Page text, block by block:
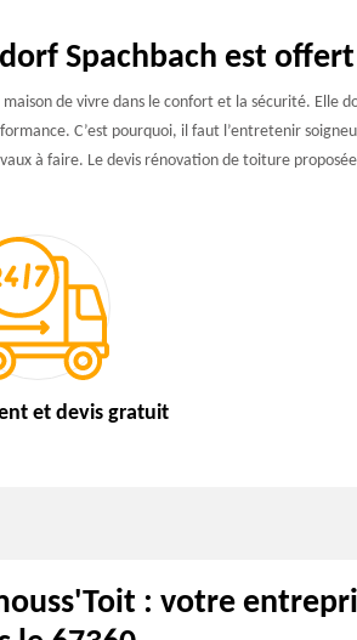
Spachbach est
de vivre dans le confort et la sécurité.
C’est pourquoi, il faut l’entretenir
à faire. Le devis rénovation de toiture
et devis gratuit
: votre